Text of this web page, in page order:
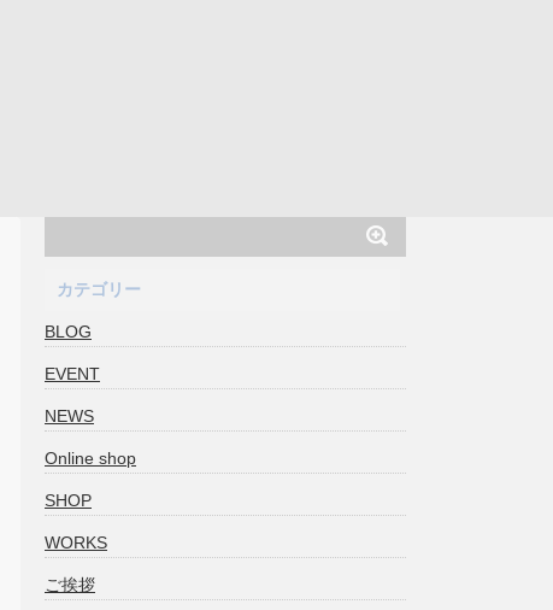
カテゴリー
BLOG
EVENT
NEWS
Online shop
SHOP
WORKS
ご挨拶